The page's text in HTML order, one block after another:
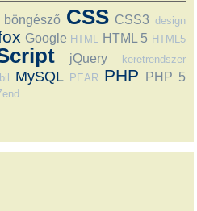
böngésző CSS CSS3 design
Google HTML HTML 5 HTML5
jQuery keretrendszer
MySQL PEAR PHP PHP 5